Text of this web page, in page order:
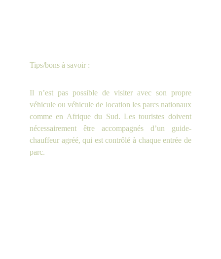
Tips/bons à savoir :
Il n’est pas possible de visiter avec son propre
véhicule ou véhicule de location les parcs nationaux
comme en Afrique du Sud. Les touristes doivent
nécessairement être accompagnés d’un guide-
chauffeur agréé, qui est contrôlé à chaque entrée de
parc.